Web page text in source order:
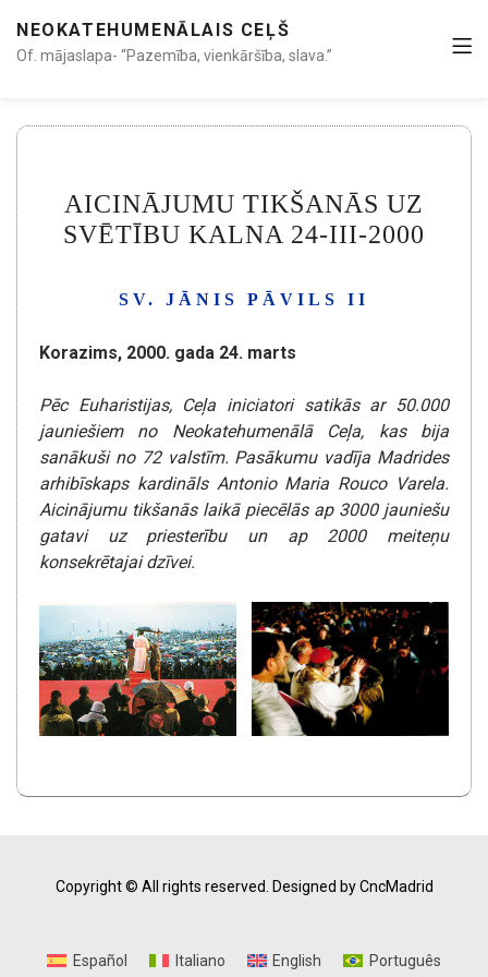
NEOKATEHUMENĀLAIS CEĻŠ
Of. mājaslapa- “Pazemība, vienkāršība, slava.”
AICINĀJUMU TIKŠANĀS UZ
SVĒTĪBU KALNA 24-III-2000
SV. JĀNIS PĀVILS II
Korazims, 2000. gada 24. marts
Pēc Euharistijas, Ceļa iniciatori satikās ar 50.000
jauniešiem no Neokatehumenālā Ceļa, kas bija
sanākuši no 72 valstīm. Pasākumu vadīja Madrides
arhibīskaps kardināls Antonio Maria Rouco Varela.
Aicinājumu tikšanās laikā piecēlās ap 3000 jauniešu
gatavi uz priesterību un ap 2000 meiteņu
konsekrētajai dzīvei.
Copyright © All rights reserved. Designed by CncMadrid
Español Italiano English Português